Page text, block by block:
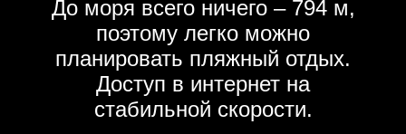
До моря всего ничего – 794 м,
поэтому легко можно
планировать пляжный отдых.
Доступ в интернет на
стабильной скорости.